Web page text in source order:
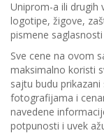
Uniprom-a ili drugih
logotipe, žigove,
pismene
Sve cene na ovom
maksimalno koristi
sajtu budu
fotografijama i
navedene
potpunosti i uvek